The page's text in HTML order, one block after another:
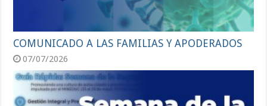
COMUNICADO A LAS FAMILIAS Y APODERADOS
07/07/2026